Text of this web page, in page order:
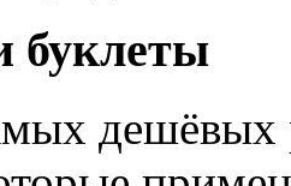
буклеты
дешёвых